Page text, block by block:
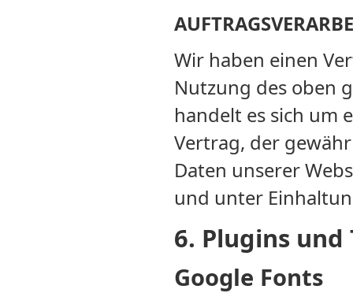
Wir haben einen
Nutzung des oben
handelt es sich um
Vertrag, der
Daten unserer
und unter
6. Plugins und
Google Fonts